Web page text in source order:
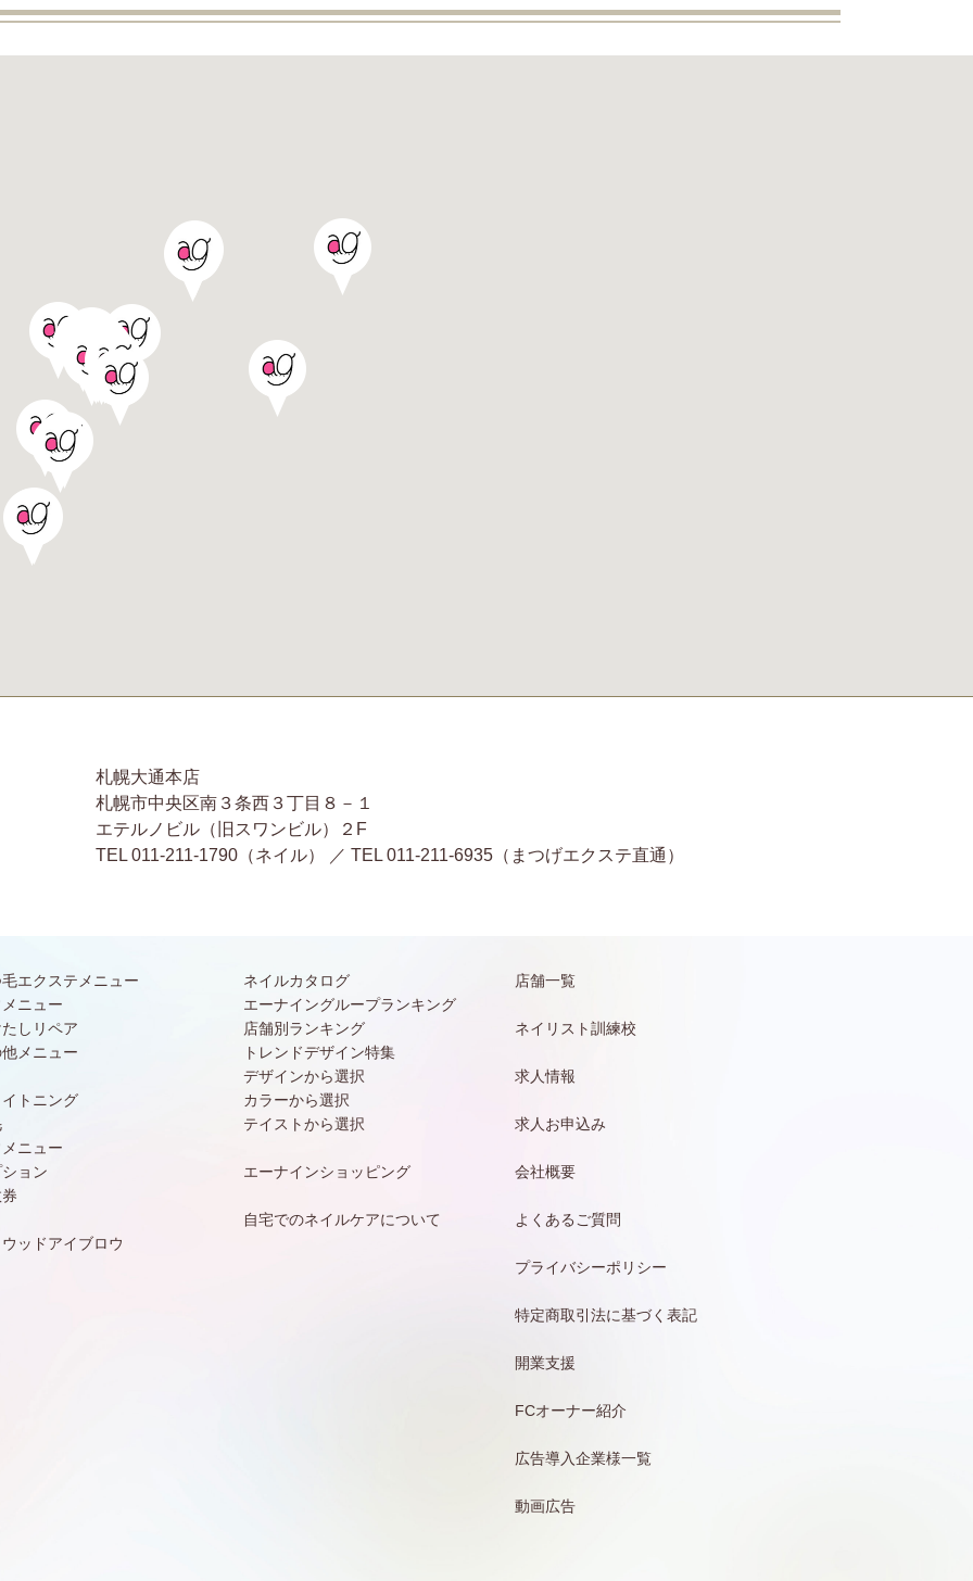
札幌大通本店
札幌市中央区南３条西３丁目８－１
エテルノビル（旧スワンビル）２F
TEL 011-211-1790（ネイル） ／ TEL 011-211-6935（まつげエクステ直通）
エクステメニュー
ニュー
しリペア
メニュー
トニング
ニュー
ョン
ッドアイブロウ
ネイルカタログ
エーナイングループランキング
店舗別ランキング
トレンドデザイン特集
デザインから選択
カラーから選択
テイストから選択
エーナインショッピング
自宅でのネイルケアについて
店舗一覧
ネイリスト訓練校
求人情報
求人お申込み
会社概要
よくあるご質問
プライバシーポリシー
特定商取引法に基づく表記
開業支援
FCオーナー紹介
広告導入企業様一覧
動画広告